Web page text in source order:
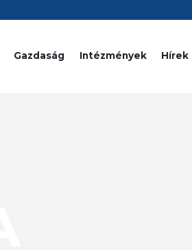
Gazdaság Intézmények Hírek